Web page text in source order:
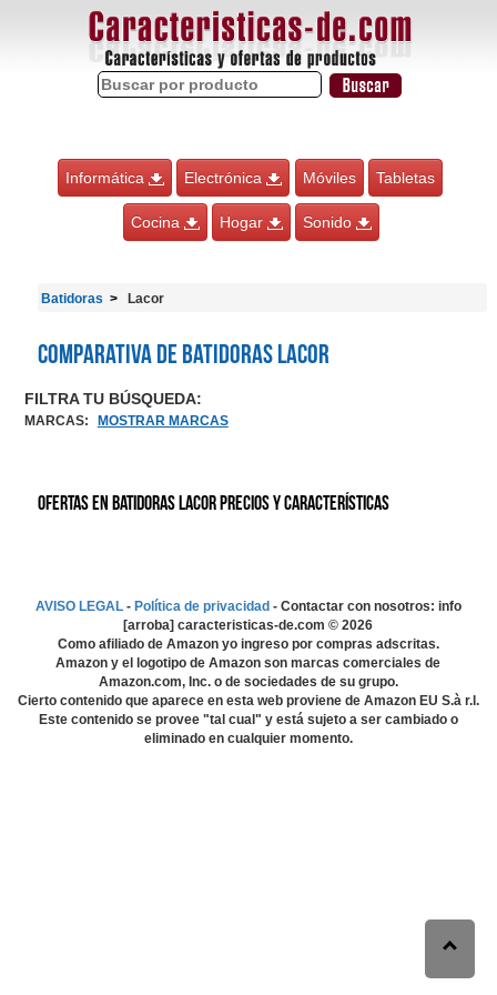
Informática Electrónica Móviles Tabletas
Cocina Hogar Sonido
Batidoras Lacor
Comparativa de Batidoras Lacor
FILTRA TU BÚSQUEDA:
MARCAS: MOSTRAR MARCAS
Ofertas en Batidoras Lacor precios y características
AVISO LEGAL- Política de privacidad - Contactar con nosotros: info
[arroba] caracteristicas-de.com ©2026
Como afiliado de Amazon yo ingreso por compras adscritas.
Amazon y el logotipo de Amazon son marcas comerciales de
Amazon.com, Inc. o de sociedades de su grupo.
Cierto contenido que aparece en esta web proviene de Amazon EU S.à r.l.
Este contenido se provee "tal cual" y está sujeto a ser cambiado o
eliminado en cualquier momento.